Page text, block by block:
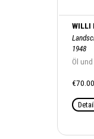
WILLI
1948
Öl